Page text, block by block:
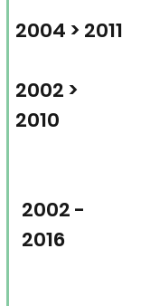
2004 > 2011
2002 >
2010
2002 -
2016